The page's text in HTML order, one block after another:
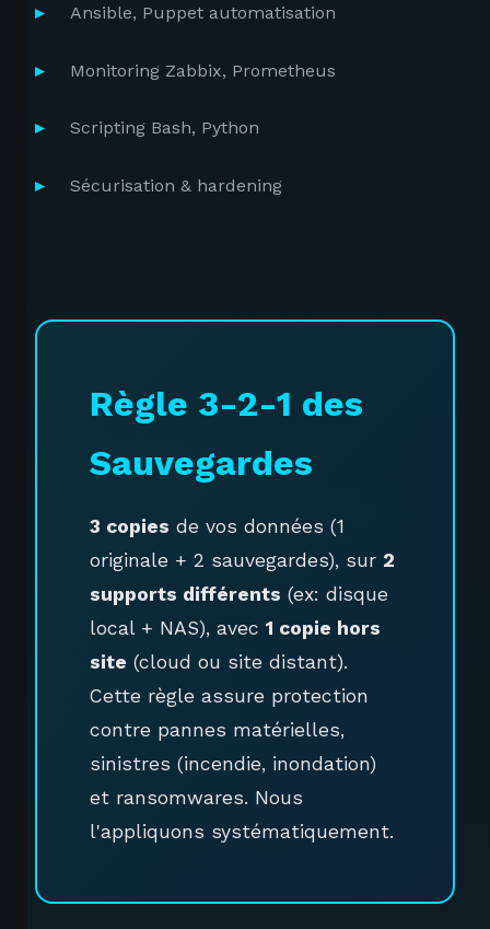
Ansible, Puppet automatisation
Monitoring Zabbix, Prometheus
Scripting Bash, Python
Sécurisation & hardening
Règle 3-2-1 des
Sauvegardes
3 copies de vos données (1
originale + 2 sauvegardes), sur 2
supports différents (ex: disque
local + NAS), avec 1 copie hors
site (cloud ou site distant).
Cette règle assure protection
contre pannes matérielles,
sinistres (incendie, inondation)
et ransomwares. Nous
l'appliquons systématiquement.